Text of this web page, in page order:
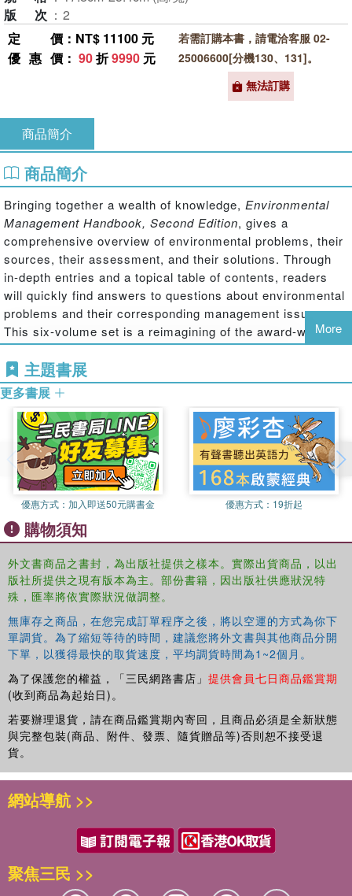
版次 ： 2
定價 ：NT$ 11100 元
優惠價 ： 90折9990 元
若需訂購本書，請電洽客服 02-
25006600[分機130、131]。
無法訂購
商品簡介
商品簡介
Bringing together a wealth of knowledge, Environmental
Management Handbook, Second Edition, gives a
comprehensive overview of environmental problems, their
sources, their assessment, and their solutions. Through
in-depth entries and a topical table of contents, readers
will quickly find answers to questions about environmental
problems and their corresponding management issues.
This six-volume set is a reimagining of the award-winning
Encyclopedia of Environmental Management, published in
2013, and features insights from more than 400
contributors, all experts in their field.
The experience, evidence, methods, and models used in
studying environmental management are presented here in
six stand-alone volumes, arranged along the major
environmental systems.
Features
The first handbook that demonstrates the key processes and
provisions for enhancing environmental management
Addresses new and cutting-edge topics on ecosystem services,
resilience, sustainability, food–energy–water nexus, socio-
ecological systems, and more
Provides an excellent basic knowledge on environmental systems,
explains how these systems function, and offers strategies on how
to best manage them
Includes the most important problems and solutions facing
environmental management today
In this second volume,Managing Biological and Ecological
Systems, the reader is introduced to the general concepts
volume explains how these systems function and provides
strategies on how to best manage them. It serves as an
excellent resource for finding basic knowledge on the
More
主題書展
更多書展
優惠方式： 加入即送50元購書金 優惠方式： 19折起
購物須知
外文書商品之書封，為出版社提供之樣本。實際出貨商品，以出
版社所提供之現有版本為主。部份書籍，因出版社供應狀況特
殊，匯率將依實際狀況做調整。
無庫存之商品，在您完成訂單程序之後，將以空運的方式為你下
單調貨。為了縮短等待的時間，建議您將外文書與其他商品分開
下單，以獲得最快的取貨速度，平均調貨時間為1~2個月。
為了保護您的權益，「三民網路書店」 提供會員七日商品鑑賞期
(收到商品為起始日)。
若要辦理退貨，請在商品鑑賞期內寄回，且商品必須是全新狀態
與完整包裝(商品、附件、發票、隨貨贈品等)否則恕不接受退
貨。
網站導航 >>
聚焦三民 >>